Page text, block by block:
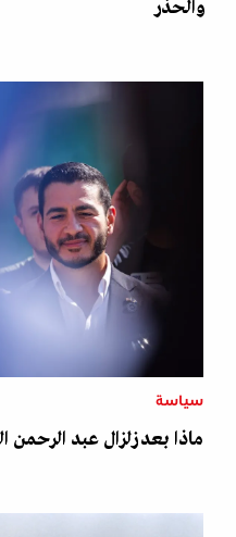
والحذر
سياسة
ماذا بعد زلزال عبد